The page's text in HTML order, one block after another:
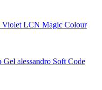
LCN Magic Colour
alessandro Soft Code